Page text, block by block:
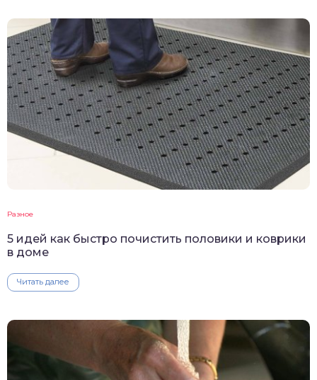
Разное
5 идей как быстро почистить половики и коврики
в доме
Читать далее